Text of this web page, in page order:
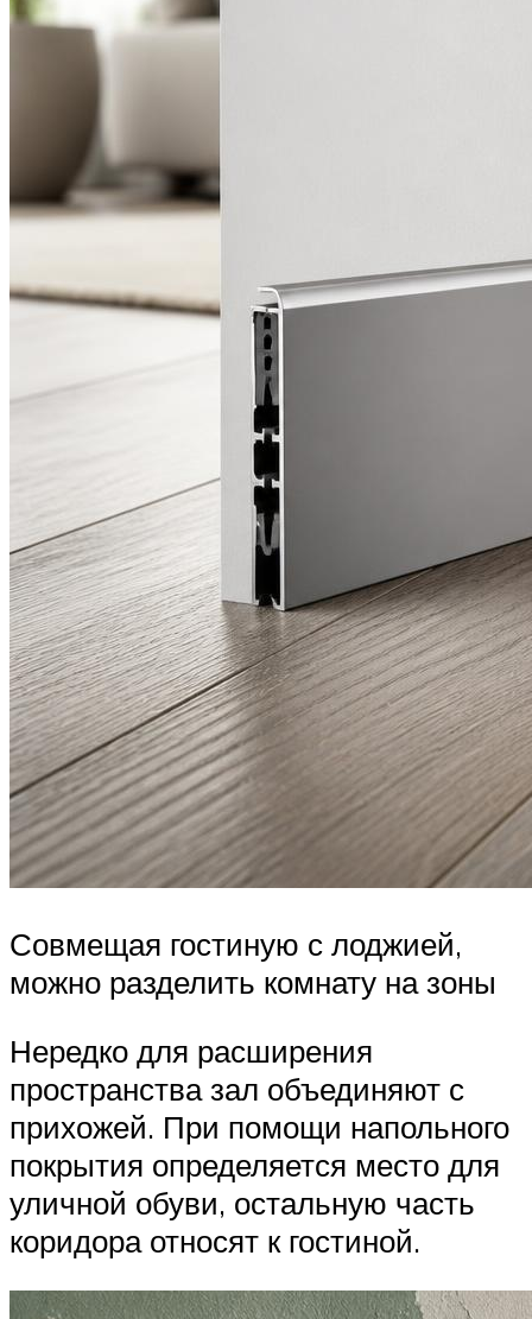
Совмещая гостиную с лоджией,
можно разделить комнату на зоны
Нередко для расширения
пространства зал объединяют с
прихожей. При помощи напольного
покрытия определяется место для
уличной обуви, остальную часть
коридора относят к гостиной.